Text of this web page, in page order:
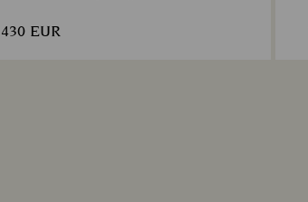
430 EUR